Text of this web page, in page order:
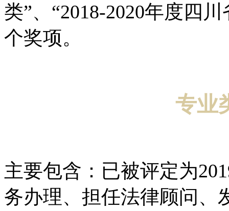
类”、“2018-2020年度四
个奖项。
专业
主要包含：已被评定为
务办理、担任法律顾问、